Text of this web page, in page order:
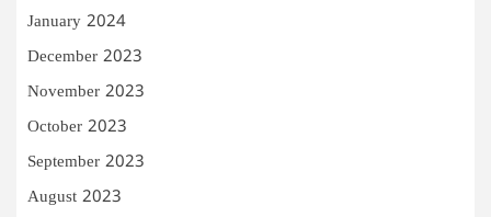
January 2024
December 2023
November 2023
October 2023
September 2023
August 2023